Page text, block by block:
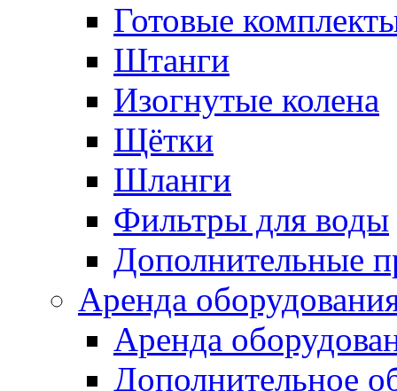
Готовые
Штанги
Изогнутые колена
Щётки
Шланги
Фильтры для воды
Дополнительные
Аренда
Аренда
Дополнительное